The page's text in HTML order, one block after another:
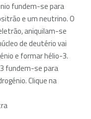
fundem-se para
e um neutrino. O
aniquilam-se
de deutério vai
e formar hélio-3.
fundem-se para
Clique na